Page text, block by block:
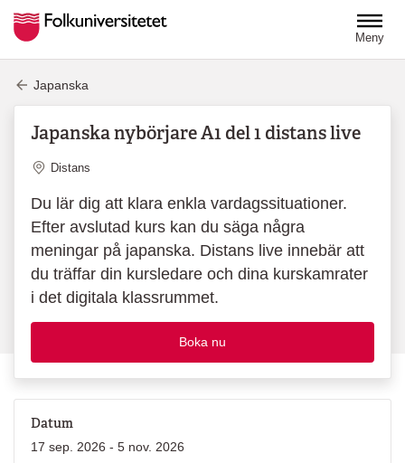
Meny
Japanska
Japanska nybörjare A1 del 1 distans live
Plats
Distans
Du lär dig att klara enkla vardagssituationer.
Efter avslutad kurs kan du säga några
meningar på japanska. Distans live innebär att
du träffar din kursledare och dina kurskamrater
i det digitala klassrummet.
Boka nu
Datum
17 sep. 2026 - 5 nov. 2026